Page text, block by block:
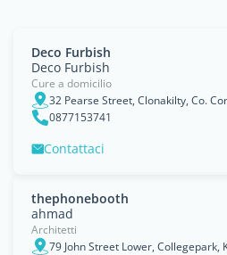
Deco Furbish
Deco Furbish
Cure a domicilio
0877153741
Contattaci
thephonebooth
ahmad
Architetti
79 John Street Lower, Collegepark,